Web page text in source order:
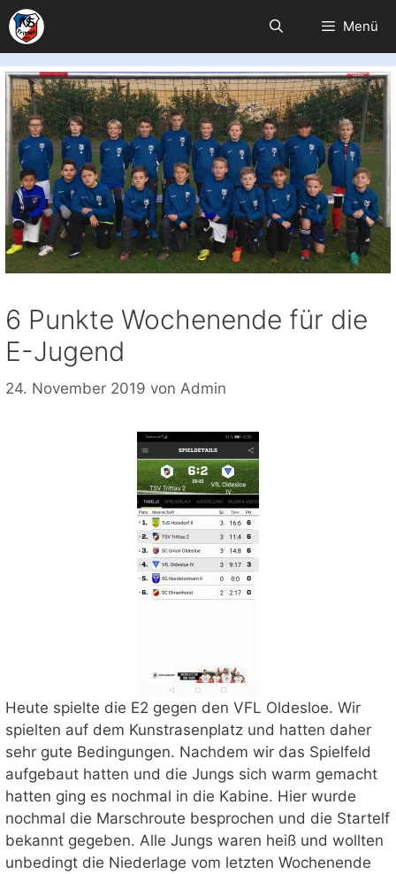
Zum
Inhalt
springen
Menü
6 Punkte Wochenende für die
E-Jugend
24. November 2019 von Admin
Heute spielte die E2 gegen den VFL Oldesloe. Wir
spielten auf dem Kunstrasenplatz und hatten daher
sehr gute Bedingungen. Nachdem wir das Spielfeld
aufgebaut hatten und die Jungs sich warm gemacht
hatten ging es nochmal in die Kabine. Hier wurde
nochmal die Marschroute besprochen und die Startelf
bekannt gegeben. Alle Jungs waren heiß und wollten
unbedingt die Niederlage vom letzten Wochenende